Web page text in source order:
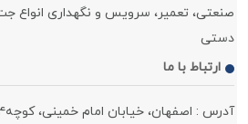
صنعتی، تعمیر، سرویس و نگهداری انواع
دستی
ارتباط با ما